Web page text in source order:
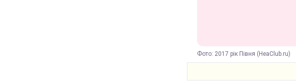
Фото: 2017 рік Півня (HeaClub.ru)